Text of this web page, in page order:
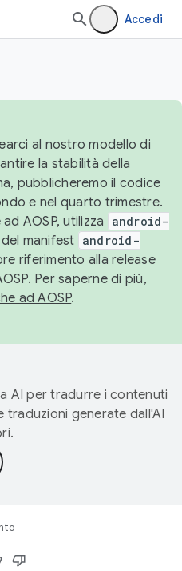
Accedi
al nostro modello di
la stabilità della
pubblicheremo il codice
e nel quarto trimestre.
AOSP, utilizza
android-
manifest android-
riferimento alla release
Per saperne di più,
ad AOSP.
AI per tradurre i contenuti
traduzioni generate dall'AI